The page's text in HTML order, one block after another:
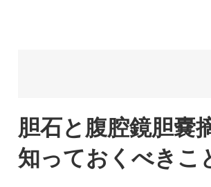
胆石と腹腔鏡胆嚢
知っておくべきこ